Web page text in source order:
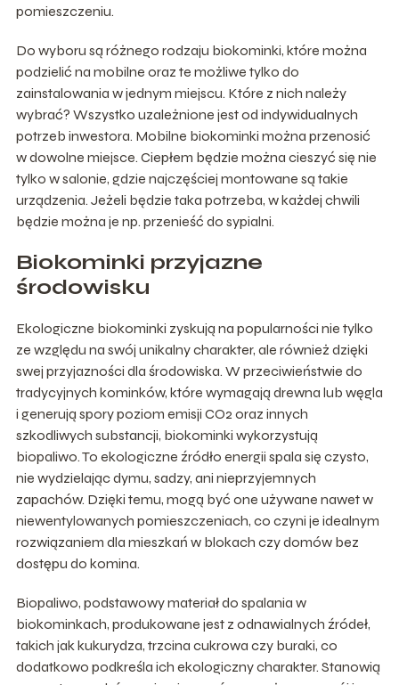
pomieszczeniu.
Do wyboru są różnego rodzaju biokominki, które można
podzielić na mobilne oraz te możliwe tylko do
zainstalowania w jednym miejscu. Które z nich należy
wybrać? Wszystko uzależnione jest od indywidualnych
potrzeb inwestora. Mobilne biokominki można przenosić
w dowolne miejsce. Ciepłem będzie można cieszyć się nie
tylko w salonie, gdzie najczęściej montowane są takie
urządzenia. Jeżeli będzie taka potrzeba, w każdej chwili
będzie można je np. przenieść do sypialni.
Biokominki przyjazne
środowisku
Ekologiczne biokominki zyskują na popularności nie tylko
ze względu na swój unikalny charakter, ale również dzięki
swej przyjazności dla środowiska. W przeciwieństwie do
tradycyjnych kominków, które wymagają drewna lub węgla
i generują spory poziom emisji CO2 oraz innych
szkodliwych substancji, biokominki wykorzystują
biopaliwo. To ekologiczne źródło energii spala się czysto,
nie wydzielając dymu, sadzy, ani nieprzyjemnych
zapachów. Dzięki temu, mogą być one używane nawet w
niewentylowanych pomieszczeniach, co czyni je idealnym
rozwiązaniem dla mieszkań w blokach czy domów bez
dostępu do komina.
Biopaliwo, podstawowy materiał do spalania w
biokominkach, produkowane jest z odnawialnych źródeł,
takich jak kukurydza, trzcina cukrowa czy buraki, co
dodatkowo podkreśla ich ekologiczny charakter. Stanowią